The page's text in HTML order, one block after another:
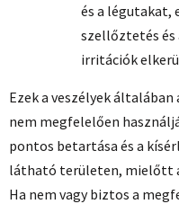
és a légutakat,
szellőztetés és
irritációk
Ezek a veszélyek
nem megfelelően
pontos betartása és a
látható területen, mielőtt
Ha nem vagy biztos a